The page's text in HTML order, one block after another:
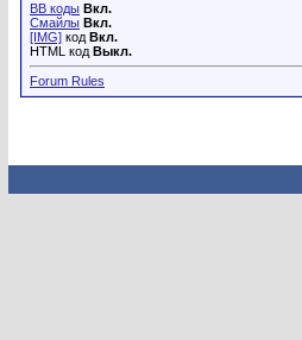
BB коды Вкл.
Смайлы Вкл.
[IMG] код Вкл.
HTML код Выкл.
Forum Rules